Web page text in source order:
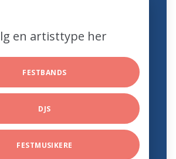
en artisttype her
FESTBANDS
DJS
FESTMUSIKERE